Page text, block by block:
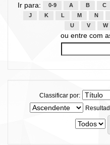
Ir para: 0-9 A B C
J
K L M N
U
V W
ou entre com
Classificar por: